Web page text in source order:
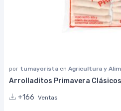
por tumayorista en Agricultura y
Arrolladitos Primavera
+166 Ventas